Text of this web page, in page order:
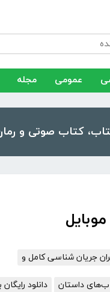
عمومی مجله
جریان شناسی کامل و
داستان دانلود